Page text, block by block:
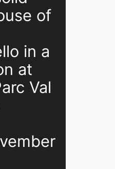
of
in a
at
Val